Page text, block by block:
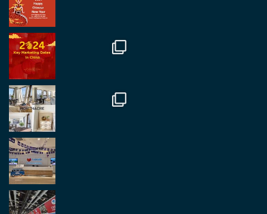
Regroup Media
Great to be at the Transport and Logistics Expo
in Antwerp today. Great to catch up with friends
and partners.
Load More